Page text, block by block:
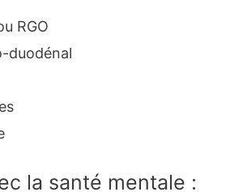
RGO
duodénal
la santé mentale :